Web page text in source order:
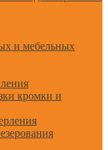
и мебельных
кромки и